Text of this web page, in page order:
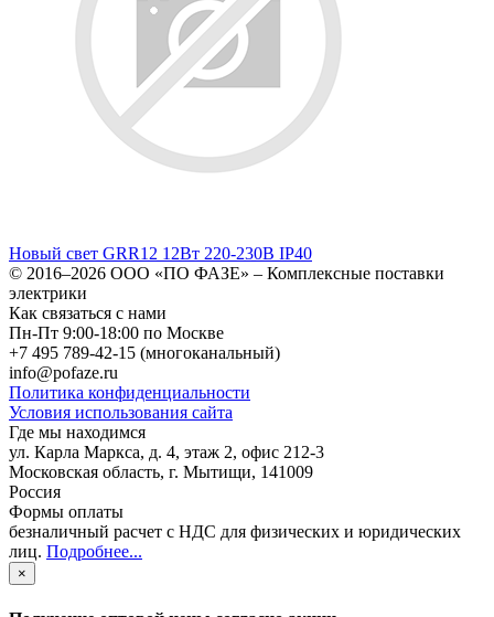
Новый свет GRR12 12Вт 220-230В IP40
© 2016–2026 ООО «ПО ФАЗЕ» – Комплексные поставки
электрики
Как связаться с нами
Пн-Пт 9:00-18:00 по Москве
+7 495 789-42-15 (многоканальный)
info@pofaze.ru
Политика конфиденциальности
Условия использования сайта
Где мы находимся
ул. Карла Маркса, д. 4, этаж 2, офис 212-3
Московская область, г. Мытищи, 141009
Россия
Формы оплаты
безналичный расчет с НДС для физических и юридических
лиц. Подробнее...
×